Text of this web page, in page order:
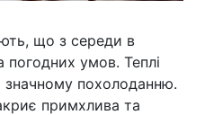
що з середи в
погодних умов. Теплі
значному похолоданню.
примхлива та